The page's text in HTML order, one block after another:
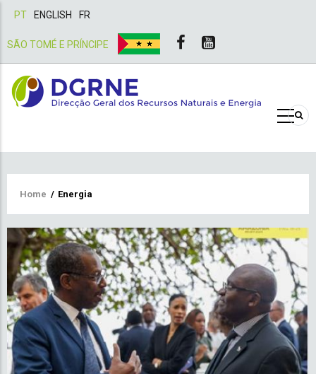
PT ENGLISH FR
SÃO TOMÉ E PRÍNCIPE
Breadcrumb
Home / Energia